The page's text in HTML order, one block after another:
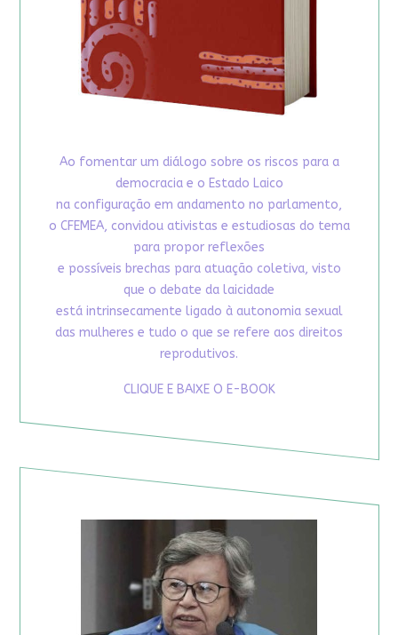
Ao fomentar um diálogo sobre os riscos para a
democracia e o Estado Laico
na configuração em andamento no parlamento,
o CFEMEA, convidou ativistas e estudiosas do tema
para propor reflexões
e possíveis brechas para atuação coletiva, visto
que o debate da laicidade
está intrinsecamente ligado à autonomia sexual
das mulheres e tudo o que se refere aos direitos
reprodutivos.
CLIQUE E BAIXE O E-BOOK